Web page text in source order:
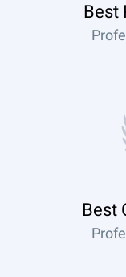
Best
Best